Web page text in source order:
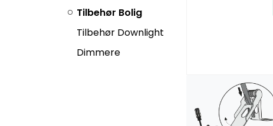
Tilbehør Bolig
Tilbehør Downlight
Dimmere